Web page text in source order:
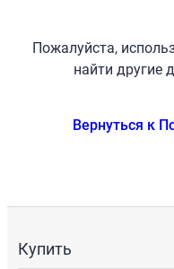
Пожалуйста,
найти другие
Вернуться к
Купить